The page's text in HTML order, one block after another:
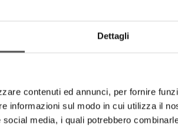
Dettagli
contenuti ed annunci, per fornire
informazioni sul modo in cui utilizza il
media, i quali potrebbero